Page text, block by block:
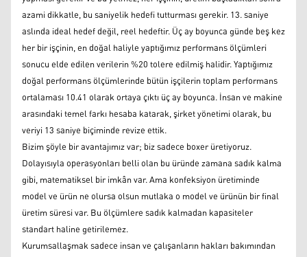
azami dikkatle, bu saniyelik hedefi tutturması gerekir. 13. saniye
aslında ideal hedef değil, reel hedeftir. Üç ay boyunca günde beş kez
her bir işçinin, en doğal haliyle yaptığımız performans ölçümleri
sonucu elde edilen verilerin %20 tolere edilmiş halidir. Yaptığımız
doğal performans ölçümlerinde bütün işçilerin toplam performans
ortalaması 10.41 olarak ortaya çıktı üç ay boyunca. İnsan ve makine
arasındaki temel farkı hesaba katarak, şirket yönetimi olarak, bu
veriyi 13 saniye biçiminde revize ettik.
Bizim şöyle bir avantajımız var; biz sadece boxer üretiyoruz.
Dolayısıyla operasyonları belli olan bu üründe zamana sadık kalma
gibi, matematiksel bir imkân var. Ama konfeksiyon üretiminde
model ve ürün ne olursa olsun mutlaka o model ve ürünün bir final
üretim süresi var. Bu ölçümlere sadık kalmadan kapasiteler
standart haline getirilemez.
Kurumsallaşmak sadece insan ve çalışanların hakları bakımından